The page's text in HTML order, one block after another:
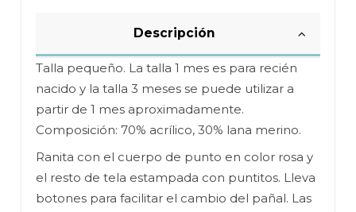
Descripción
Talla pequeño. La talla 1 mes es para recién
nacido y la talla 3 meses se puede utilizar a
partir de 1 mes aproximadamente.
Composición: 70% acrílico, 30% lana merino.
Ranita con el cuerpo de punto en color rosa y
el resto de tela estampada con puntitos. Lleva
botones para facilitar el cambio del pañal. Las